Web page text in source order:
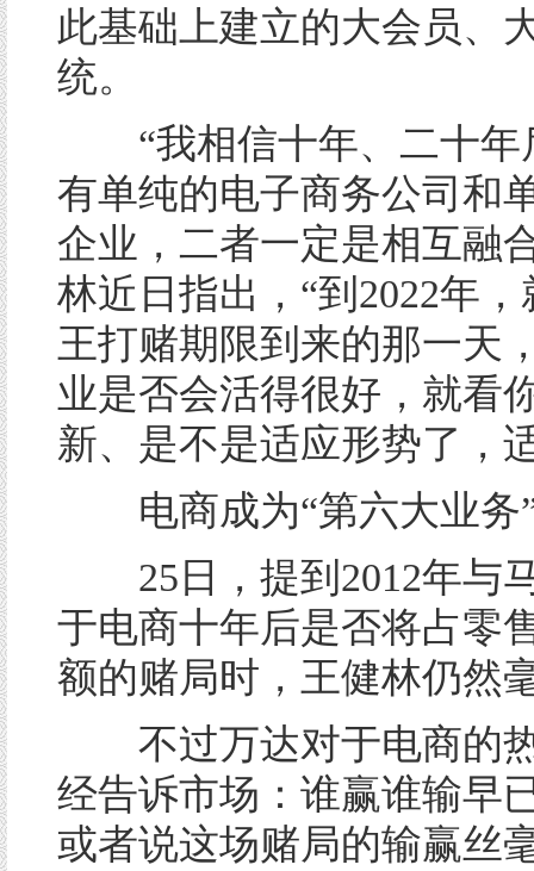
此基础上建立的大会员、
统。
“我相信十年、二十年
有单纯的电子商务公司和
企业，二者一定是相互融
林近日指出，“到2022年
王打赌期限到来的那一天
业是否会活得很好，就看
新、是不是适应形势了，
电商成为“第六大业务
25日，提到2012年与
于电商十年后是否将占零
额的赌局时，王健林仍然
不过万达对于电商的
经告诉市场：谁赢谁输早
或者说这场赌局的输赢丝